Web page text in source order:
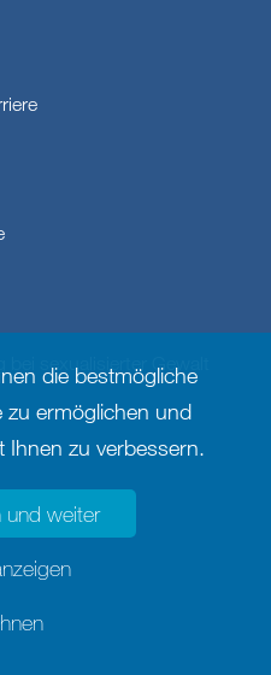
sexualisierter Gewalt
die bestmögliche
zu ermöglichen und
Ihnen zu verbessern.
und weiter